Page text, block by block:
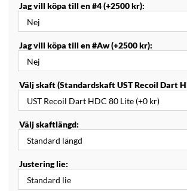
Jag vill köpa till en #4 (+2500 kr):
Jag vill köpa till en #Aw (+2500 kr):
Välj skaft (Standardskaft UST Recoil Dart
Välj skaftlängd:
Justering lie: